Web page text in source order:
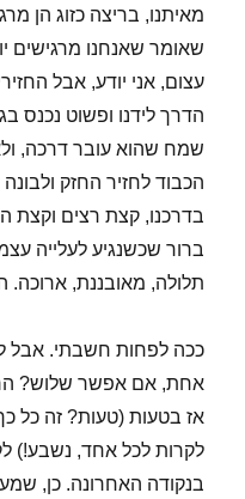
מאיתנו, בריצה כזוג הן
שאומר שאנחנו מרגישים
עצום, אני יודע, אבל
הדרך לידנו ופשוט נכנס
שמח שהוא עובר דרכה,
הכבוד לחזיר החזק
בדרכנו, קצת רצים וקצת
ברור שכשנגיע לעלייה
תלולה, מאובננת, ארוכה. הו
ככה לפחות חשבתי. אבל
אחת, אם אפשר שלוש?
אז בטעות (טעות? זה כל
לקרות לכל אחד, נשבע!)
בנקודה האחרונה. כן,